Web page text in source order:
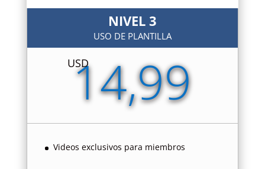
NIVEL 3
USO DE PLANTILLA
USD
14,99
Videos exclusivos para miembros